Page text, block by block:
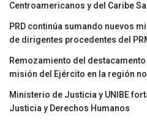
Centroamericanos y del Caribe
PRD continúa sumando nuevos
de dirigentes procedentes del
Remozamiento del
misión del Ejército en la región
Ministerio de Justicia y UNIBE
Justicia y Derechos Humanos